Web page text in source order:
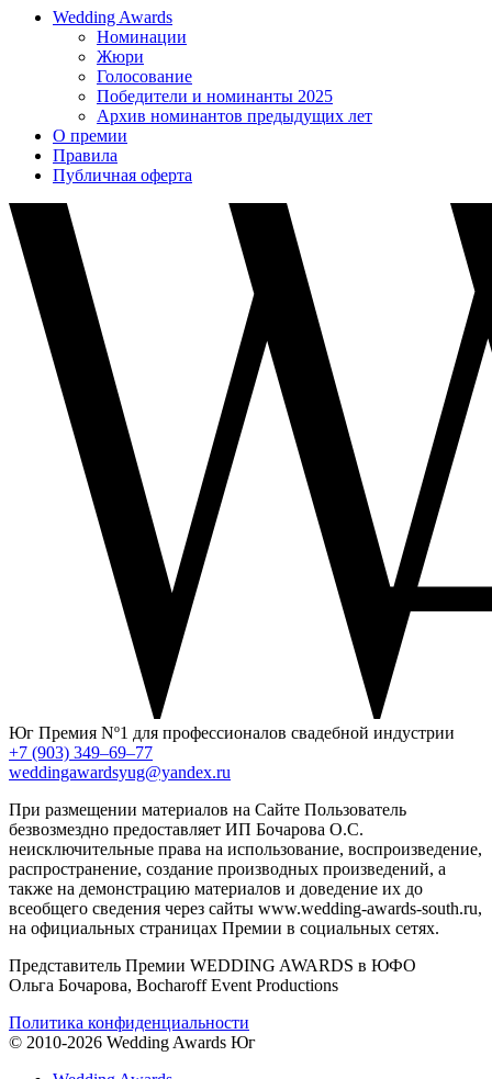
Wedding Awards
Номинации
Жюри
Голосование
Победители и номинанты 2025
Архив номинантов предыдущих лет
О премии
Правила
Публичная оферта
Юг Премия Nº1 для профессионалов свадебной индустрии
+7 (903) 349–69–77
weddingawardsyug@yandex.ru
При размещении материалов на Сайте Пользователь
безвозмездно предоставляет ИП Бочарова О.С.
неисключительные права на использование, воспроизведение,
распространение, создание производных произведений, а
также на демонстрацию материалов и доведение их до
всеобщего сведения через сайты www.wedding-awards-south.ru,
на официальных страницах Премии в социальных сетях.
Представитель Премии WEDDING AWARDS в ЮФО
Ольга Бочарова, Bocharoff Event Productions
Политика конфиденциальности
© 2010-2026 Wedding Awards Юг